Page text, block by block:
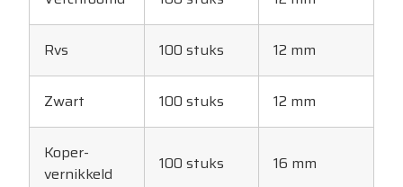
Rvs 100 stuks 12 mm
Zwart 100 stuks 12 mm
Koper-
vernikkeld
100 stuks 16 mm